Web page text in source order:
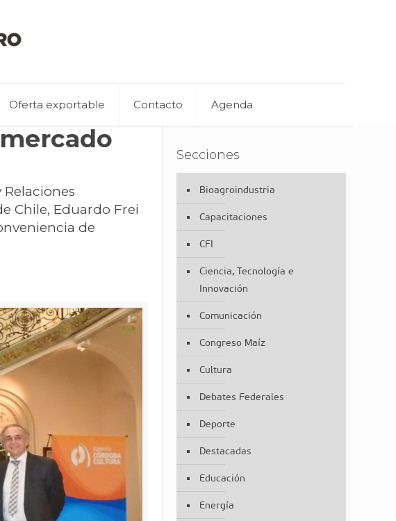
Oferta exportable Contacto Agenda
Chile, Eduardo Frei
de
Secciones
Bioagroindustria
Capacitaciones
CFI
Ciencia, Tecnología e
Innovación
Comunicación
Congreso Maíz
Cultura
Debates Federales
Deporte
Destacadas
Educación
Energía